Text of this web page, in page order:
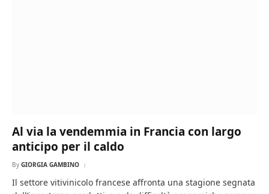
Al via la vendemmia in Francia con largo
anticipo per il caldo
By GIORGIA GAMBINO
Il settore vitivinicolo francese affronta una stagione segnata